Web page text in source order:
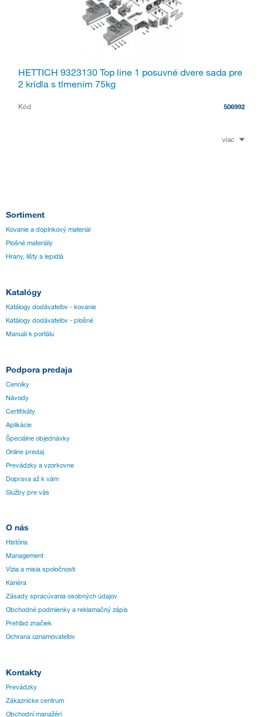
HETTICH 9323130 Top line 1 posuvné dvere sada pre
2 krídla s tlmením 75kg
Kód 506992
viac
Sortiment
Kovanie a doplnkový materiál
Plošné materiály
Hrany, lišty a lepidlá
Katalógy
Katálogy dodávateľov - kovanie
Katálogy dodávateľov - plošné
Manuál k portálu
Podpora predaja
Cenníky
Návody
Certifikáty
Aplikácie
Špeciálne objednávky
Online predaj
Prevádzky a vzorkovne
Doprava až k vám
Služby pre vás
O nás
História
Management
Vízia a misia spoločnosti
Kariéra
Zásady spracúvania osobných údajov
Obchodné podmienky a reklamačný zápis
Prehľad značiek
Ochrana oznamovateľov
Kontakty
Prevádzky
Zákaznícke centrum
Obchodní manažéri